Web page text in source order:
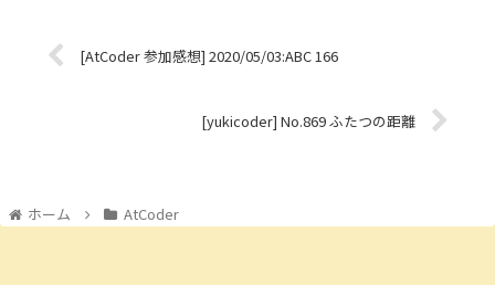
[AtCoder 参加感想] 2020/05/03:ABC 166
[yukicoder] No.869 ふたつの距離
ホーム AtCoder